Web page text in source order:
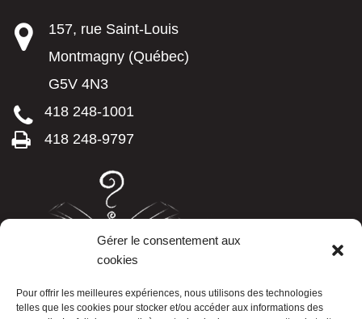
Gérer le consentement aux
cookies
Pour offrir les meilleures expériences, nous utilisons des technologies
telles que les cookies pour stocker et/ou accéder aux informations des
157, rue Saint-Louis
Montmagny (Québec)
G5V 4N3
418 248-1001
418 248-9797
LISTE TÉLÉPHONIQUE